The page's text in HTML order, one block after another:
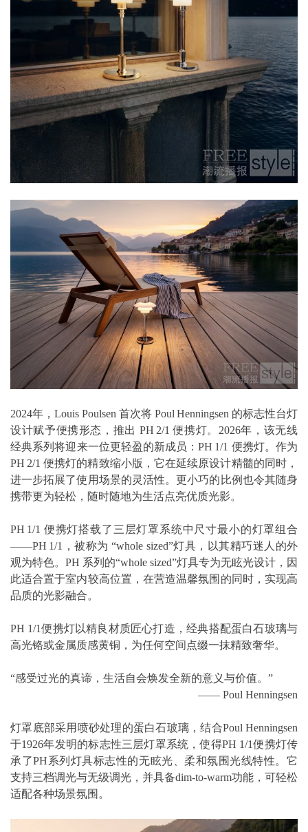
2024年，Louis Poulsen 首次将 Poul Henningsen 的标志性台灯
设计赋予便携形态，推出 PH 2/1 便携灯。2026年，该无线
经典系列将迎来一位更轻盈的新成员：PH 1/1 便携灯。作为
PH 2/1 便携灯的精致缩小版，它在延续原设计精髓的同时，
进一步拓展了使用场景的灵活性。更小巧的比例也令其随身
携带更为轻松，随时随地为生活点亮优质光影。
PH 1/1 便携灯搭载了三层灯罩系统中尺寸最小的灯罩组合
——PH 1/1，被称为 “whole sized”灯具，以其精巧迷人的外
观为特色。PH 系列的“whole sized”灯具专为无眩光设计，因
此适合置于室内较高位置，在营造温馨氛围的同时，实现高
品质的光影融合。
PH 1/1便携灯以精良材质匠心打造，经典搭配蛋白石玻璃与
高光铬或金属质感黄铜，为任何空间点缀一抹精致奢华。
“感受过光的真谛，生活自会焕发全新的意义与价值。”
—— Poul Henningsen
灯罩底部采用喷砂处理的蛋白石玻璃，结合Poul Henningsen
于1926年发明的标志性三层灯罩系统，使得PH 1/1便携灯传
承了PH系列灯具标志性的无眩光、柔和氛围光线特性。它
支持三档调光与无级调光，并具备dim-to-warm功能，可轻松
适配各种场景氛围。